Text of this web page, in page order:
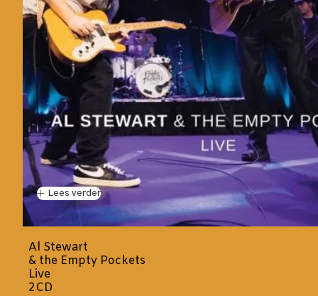
Lees verder
Al Stewart
& the Empty Pockets
Live
2CD